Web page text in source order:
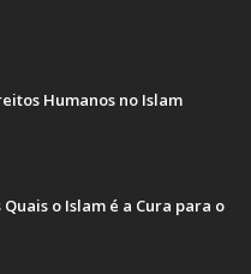
Humanos no Islam
Quais o Islam é a Cura para o